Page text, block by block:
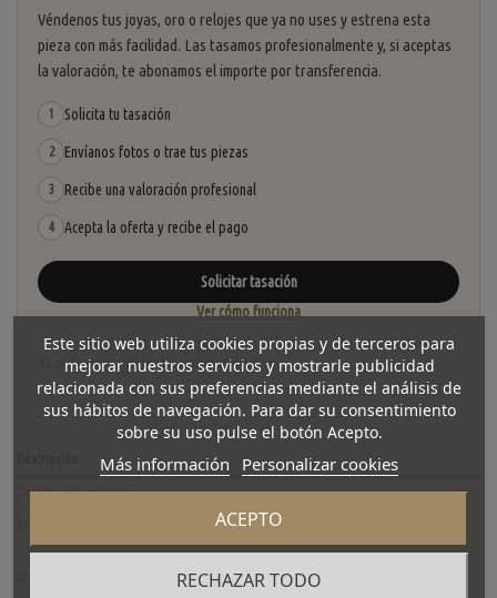
Véndenos tus joyas, oro o relojes que ya no uses y estrena esta
pieza con más facilidad. Las tasamos profesionalmente y, si aceptas
la valoración, te abonamos el importe por transferencia.
1 Solicita tu tasación
2 Envíanos fotos o trae tus piezas
3 Recibe una valoración profesional
4 Acepta la oferta y recibe el pago
Solicitar tasación
Ver cómo funciona
La tasación está sujeta a revisión y aceptación tras recibir y verificar las piezas.
No se descuenta automáticamente del carrito.
Detalles del producto
Este sitio web utiliza cookies propias y de terceros para
mejorar nuestros servicios y mostrarle publicidad
relacionada con sus preferencias mediante el análisis de
sus hábitos de navegación. Para dar su consentimiento
sobre su uso pulse el botón Acepto.
Más información Personalizar cookies
RECHAZAR TODO
ACEPTO